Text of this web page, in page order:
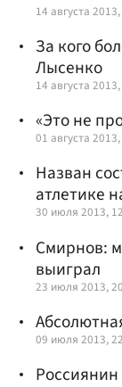
14 августа
За кого
Лысенко
14 августа
«Это не
01 августа
Назван
атлетике
30 июля 2013,
Смирнов:
выиграл
23 июля 2013,
09 июля 2013,